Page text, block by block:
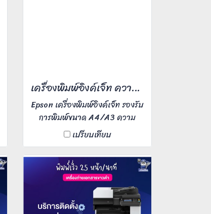
เครื่องพิมพ์อิงค์เจ็ท ความเร็วสี 25 หน้า/นาที
Epson เครื่องพิมพ์อิงค์เจ็ท รองรับ
การพิมพ์ขนาด A4/A3 ความ
ละเอียดงานพิมพ์ 4,800x1,200
dpi สแกนงานรูปภาพ 100 หน้า/
นาที รองรับงานพิมพ์ 75,000
หน้า/เดือน ใช้งานสะดวกง่ายดาย
บำรุงรักษาน้อย และประสิทธิภาพ
ในการพิมพ์สูง ท่านใดสนใจเช่า
ติดต่อเราเข้ามาได้เลยค่ะ
เปรียบเทียบ